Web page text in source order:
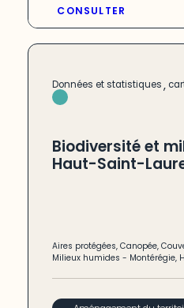
CONSULTER
Données et statistiques,
Biodiversité et
Haut-Saint-
Aires protégées,Canopée,
Milieux humides - Montérégie,